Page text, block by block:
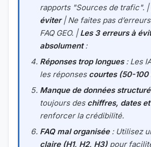
rapports "Sources de trafic".
éviter| Ne faites pas
FAQ GEO. |Les 3 erreurs à
absolument:
Réponses trop longues: Les
les réponses courtes (50-100
Manque de données
toujours des chiffres, dates
renforcer la crédibilité.
FAQ mal organisée: Utilisez
claire (H1, H2, H3) pour